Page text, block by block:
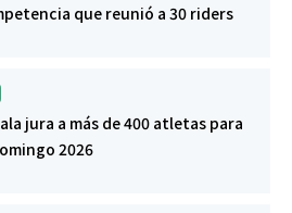
que reunió a 30 riders
jura a más de 400 atletas para
2026